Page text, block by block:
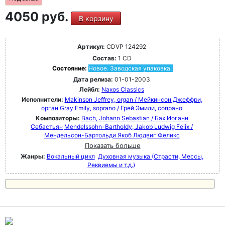
4050 руб. В корзину
Артикул: CDVP 124292
Состав: 1 CD
Состояние: Новое. Заводская упаковка.
Дата релиза: 01-01-2003
Лейбл: Naxos Classics
Исполнители: Makinson Jeffrey, organ / Мейкинсон Джеффри,
орган Gray Emily, soprano / Грей Эмили, сопрано
Композиторы: Bach, Johann Sebastian / Бах Иоганн
Себастьян Mendelssohn-Bartholdy, Jakob Ludwig Felix /
Мендельсон-Бартольди Якоб Людвиг Феликс
Показать больше
Жанры: Вокальный цикл Духовная музыка (Страсти, Мессы,
Реквиемы и т.д.)